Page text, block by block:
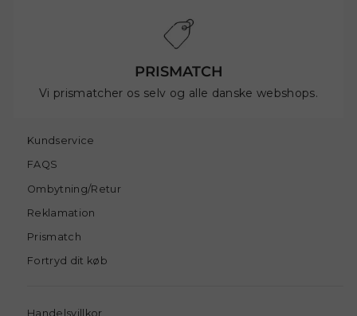
PRISMATCH
Vi prismatcher os selv og alle danske webshops.
Kundservice
FAQS
Ombytning/Retur
Reklamation
Prismatch
Fortryd dit køb
Handelsvillkor